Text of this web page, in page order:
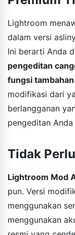
Lightroom
dalam versi
Ini berarti Anda
pengeditan
fungsi tambahan
modifikasi dari
berlangganan
pengeditan
Tidak
Lightroom Mod
pun. Versi
menggunakan
menggunakan